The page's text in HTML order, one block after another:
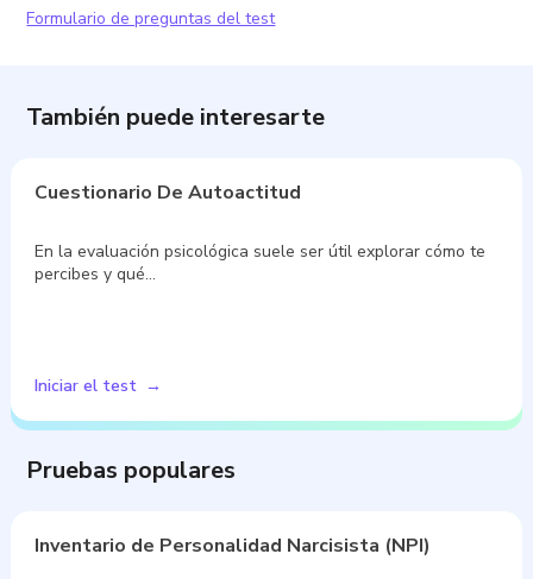
Formulario de preguntas del test
También puede interesarte
Cuestionario De Autoactitud
En la evaluación psicológica suele ser útil explorar cómo te
percibes y qué…
Iniciar el test
Pruebas populares
Inventario de Personalidad Narcisista (NPI)